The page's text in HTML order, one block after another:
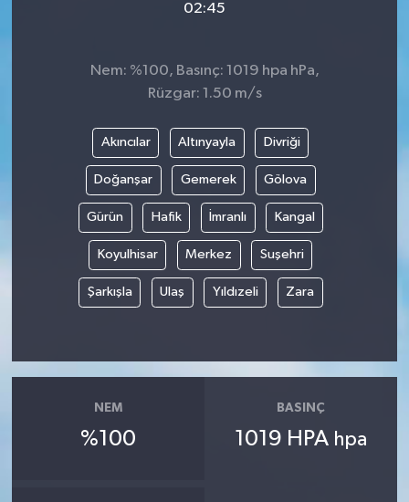
02:45
Nem: %100, Basınç: 1019 hpa hPa,
Rüzgar: 1.50 m/s
Akıncılar Altınyayla Divriği
Doğanşar Gemerek Gölova
Gürün Hafik İmranlı Kangal
Koyulhisar Merkez Suşehri
Şarkışla Ulaş Yıldızeli Zara
NEM
%100
BASINÇ
1019 HPA hpa